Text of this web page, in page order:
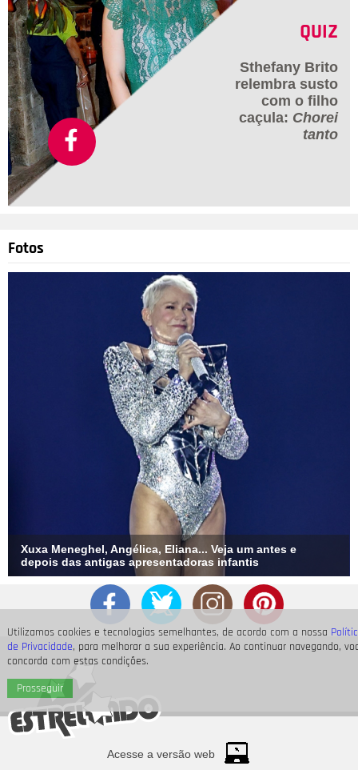
Utilizamos cookies e tecnologias semelhantes, de acordo com a nossa
de Privacidade, para melhorar a sua experiência. Ao continuar navegando,
concorda com estas condições.
Prosseguir
QUIZ
Sthefany Brito
relembra susto
com o filho
caçula: Chorei
tanto
Fotos
Xuxa Meneghel, Angélica, Eliana... Veja um antes e
depois das antigas apresentadoras infantis
Acesse a versão web